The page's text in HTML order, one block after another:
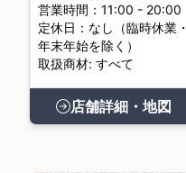
営業時間：11:00 - 20:00
定休日：なし（臨時休業・
年末年始を除く）
取扱商材: すべて
店舗詳細・地図